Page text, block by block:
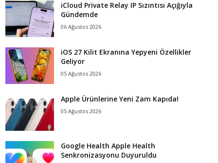
iCloud Private Relay IP Sızıntısı Açığıyla
Gündemde
06 Ağustos 2026
iOS 27 Kilit Ekranına Yepyeni Özellikler
Geliyor
05 Ağustos 2026
Apple Ürünlerine Yeni Zam Kapıda!
05 Ağustos 2026
Google Health Apple Health
Senkronizasyonu Duyuruldu